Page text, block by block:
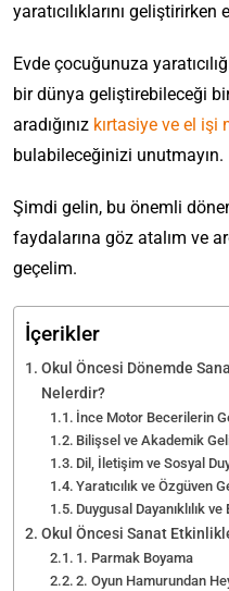
yaratıcılıklarını
Evde çocuğunuza
bir dünya geliştirebileceği
aradığınız kırtasiye ve el işi
bulabileceğinizi unutmayın.
Şimdi gelin, bu önemli
faydalarına göz atalım ve
geçelim.
İçerikler
Okul Öncesi Dönemde
Nelerdir?
İnce Motor Becerilerin
Bilişsel ve Akademik
Dil, İletişim ve Sosyal
Yaratıcılık ve Özgüven
Duygusal Dayanıklılık
Okul Öncesi Sanat
1. Parmak Boyama
2. Oyun Hamurundan